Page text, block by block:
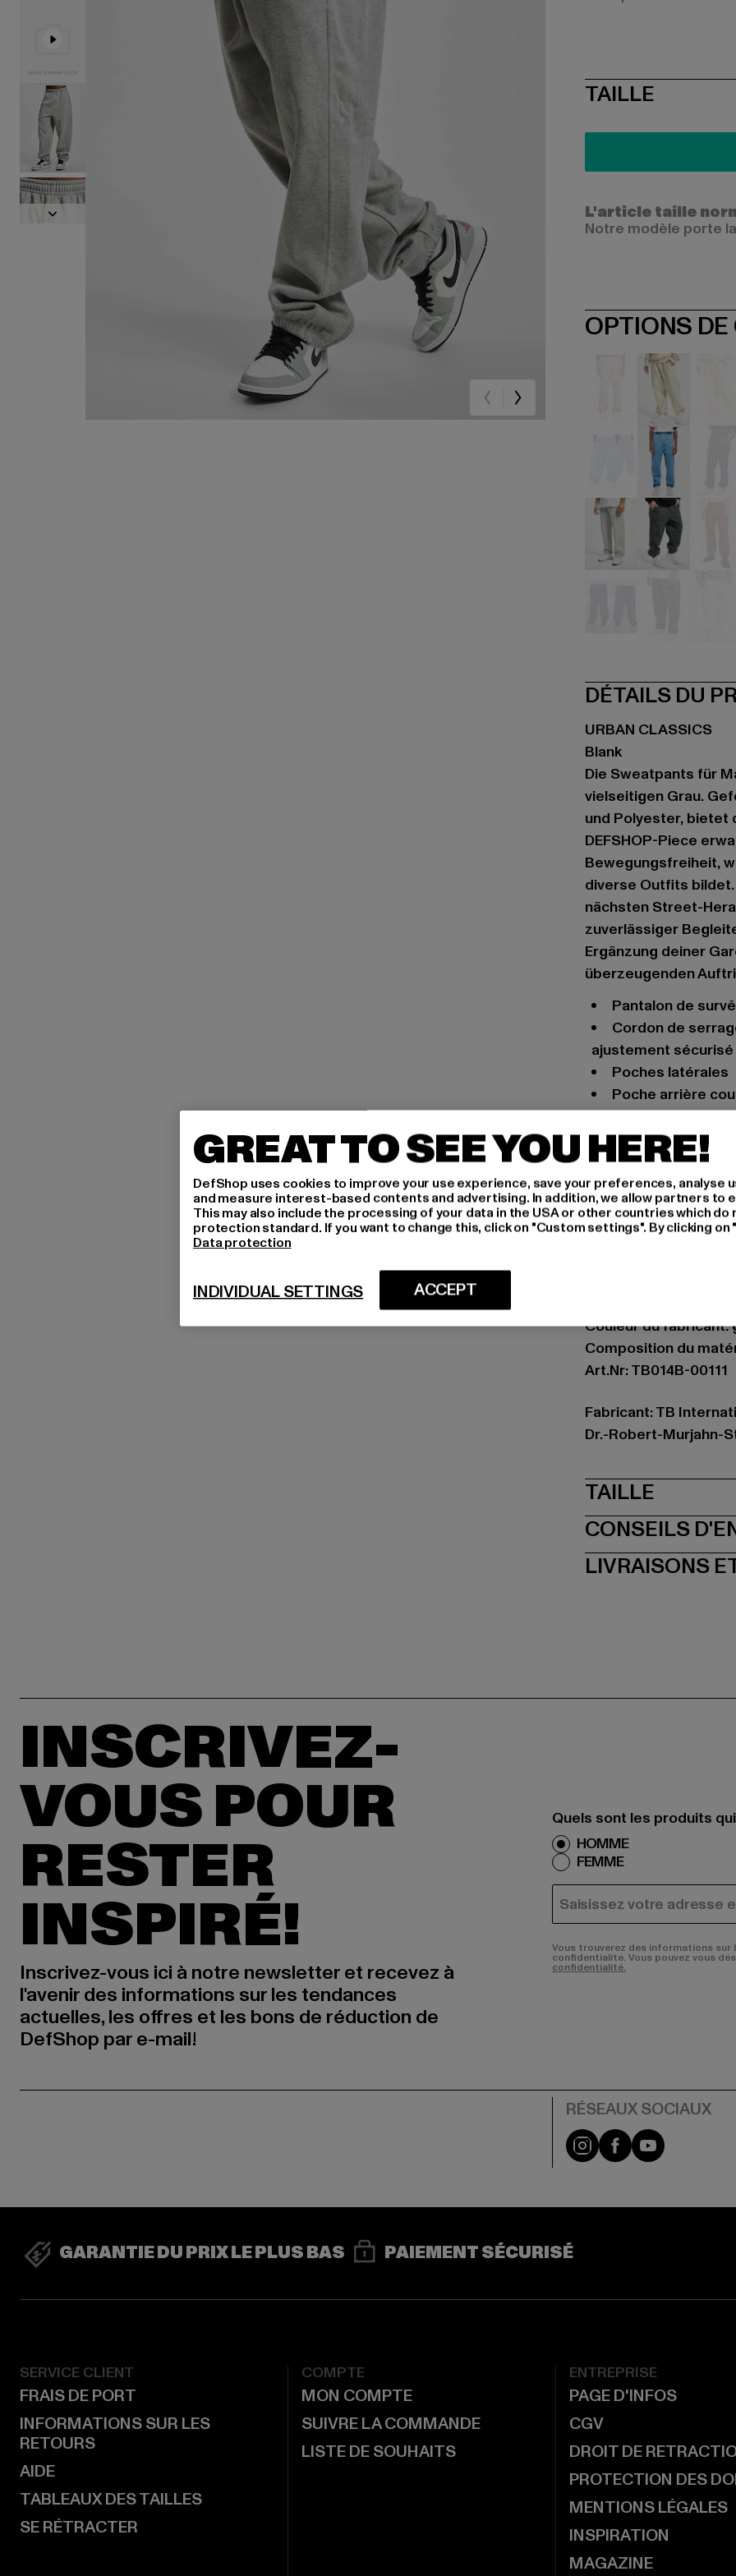
SIZE
TAILLE
L'article taille
Notre modèle porte
OPTIONS
beige
blau blau
DÉTAILS DU
URBAN CLASSICS
Blank
Die Sweatpants für
vielseitigen Grau.
und Polyester, bietet
DEFSHOP-Piece
Bewegungsfreiheit,
diverse Outfits
nächsten Street-
zuverlässiger
Ergänzung deiner
überzeugenden
Pantalon de
Cordon de serrage à l'extérieur de la ceinture élastique pour un
ajustement sécurisé
Poches latérales
Poche arrière
Les poignets côtelés au bout des jambes assurent un ajustement
confortable
Le matériau
Occasion: Quotidien,
Types de fermeture:
Coupe: Normal
Couleur du fabricant:
Composition du
Art.Nr: TB014B-00111
Fabricant: TB
Dr.-Robert-Murjahn-
TAILLE
CONSEILS
LIVRAISONS
INSCRIVEZ-
VOUS POUR
RESTER
INSPIRÉ!
Inscrivez-vous ici à notre newsletter et recevez à
l'avenir des informations sur les tendances
actuelles, les offres et les bons de réduction de
DefShop par e-mail!
Quels sont les produits
HOMME
FEMME
COURRIEL
Vous trouverez des informations
confidentialité. Vous pouvez vous
confidentialité.
Visit our Instagram
Visit ourVisit our
GARANTIE DU PRIX LE PLUS BAS PAIEMENT SÉCURISÉ
SERVICE CLIENT
FRAIS DE PORT
INFORMATIONS SUR LES
RETOURS
AIDE
TABLEAUX DES TAILLES
SE RÉTRACTER
COMPTE
MON COMPTE
SUIVRE LA COMMANDE
LISTE DE SOUHAITS
ENTREPRISE
PAGE D'INFOS
CGV
DROIT DE
PROTECTION DES
MENTIONS LÉGALES
INSPIRATION
MAGAZINE
GREAT TO SEE YOU HERE!
DefShop uses cookies to improve your use experience, save your preferences, analyse
and measure interest-based contents and advertising. In addition, we allow partners to
This may also include the processing of your data in the USA or other countries which do
protection standard. If you want to change this, click on "Custom settings". By clicking
Data protection
ACCEPT
INDIVIDUAL SETTINGS